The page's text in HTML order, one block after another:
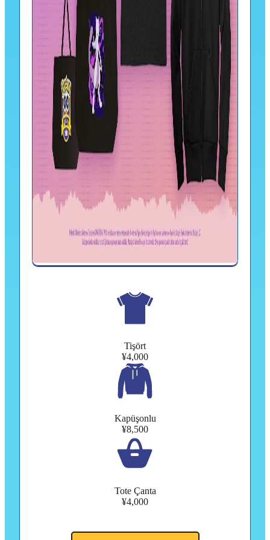
Tişört
¥4,000
Kapüşonlu
¥8,500
Tote Çanta
¥4,000